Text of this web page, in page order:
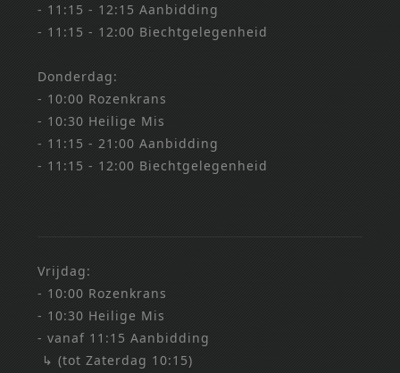
- 11:15 - 12:15 Aanbidding
- 11:15 - 12:00 Biechtgelegenheid
Donderdag:
- 10:00 Rozenkrans
- 10:30 Heilige Mis
- 11:15 - 21:00 Aanbidding
- 11:15 - 12:00 Biechtgelegenheid
Vrijdag:
- 10:00 Rozenkrans
- 10:30 Heilige Mis
- vanaf 11:15 Aanbidding
↳ (tot Zaterdag 10:15)